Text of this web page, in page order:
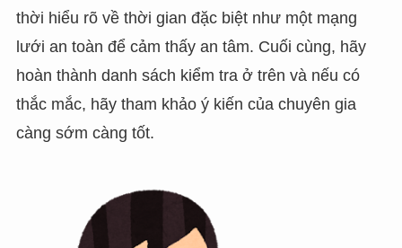
thời hiểu rõ về thời gian đặc biệt như một mạng
lưới an toàn để cảm thấy an tâm. Cuối cùng, hãy
hoàn thành danh sách kiểm tra ở trên và nếu có
thắc mắc, hãy tham khảo ý kiến của chuyên gia
càng sớm càng tốt.